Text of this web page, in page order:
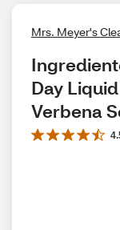
Mrs. Meyer's
Day
Verbena